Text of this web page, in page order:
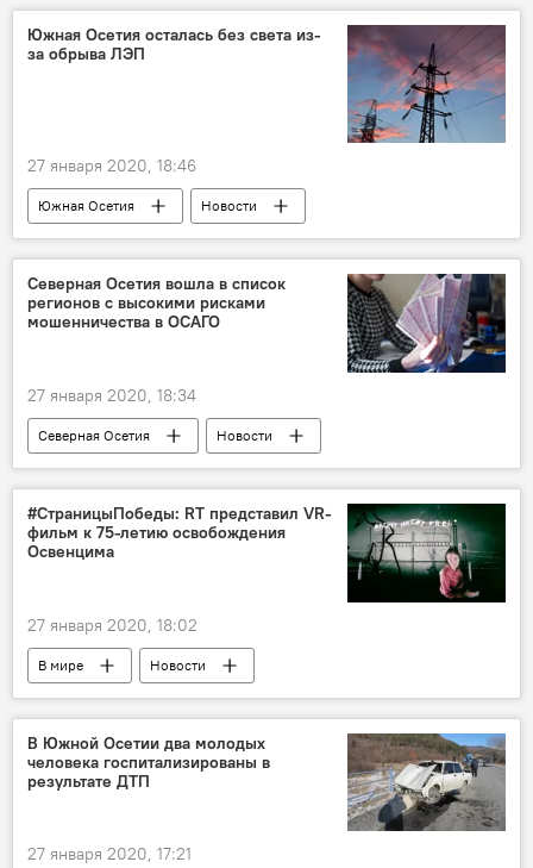
Южная Осетия осталась без света из-
за обрыва ЛЭП
27 января 2020, 18:46
Южная Осетия
Новости
Происшествия
Северная Осетия вошла в список
регионов с высокими рисками
мошенничества в ОСАГО
27 января 2020, 18:34
Северная Осетия Новости
#СтраницыПобеды: RT представил VR-
фильм к 75-летию освобождения
Освенцима
27 января 2020, 18:02
В мире
Новости
75-летие Победы в Великой Отечественной войне
В Южной Осетии два молодых
человека госпитализированы в
результате ДТП
27 января 2020, 17:21